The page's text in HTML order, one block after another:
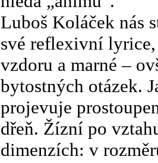
Luboš Koláček nás
své reflexivní
vzdoru a marné –
bytostných otázek.
projevuje
dřeň. Žízní po
dimenzích: v